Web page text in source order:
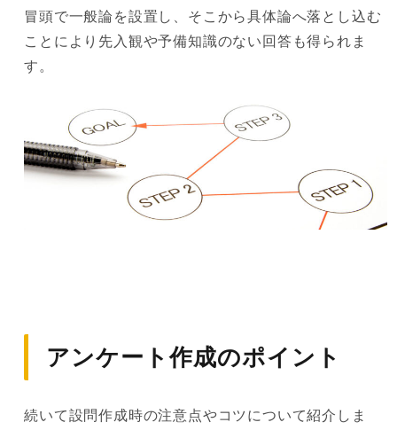
冒頭で一般論を設置し、そこから具体論へ落とし込む
ことにより先入観や予備知識のない回答も得られま
す。
アンケート作成のポイント
続いて設問作成時の注意点やコツについて紹介しま